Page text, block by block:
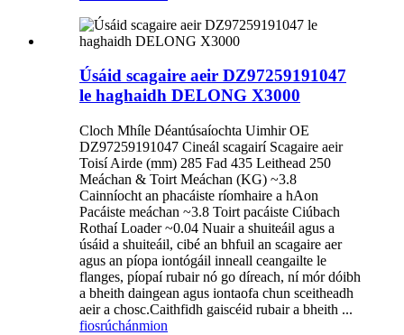
Úsáid scagaire aeir DZ97259191047
le haghaidh DELONG X3000
Cloch Mhíle Déantúsaíochta Uimhir OE
DZ97259191047 Cineál scagairí Scagaire aeir
Toisí Airde (mm) 285 Fad 435 Leithead 250
Meáchan & Toirt Meáchan (KG) ~3.8
Cainníocht an phacáiste ríomhaire a hAon
Pacáiste meáchan ~3.8 Toirt pacáiste Ciúbach
Rothaí Loader ~0.04 Nuair a shuiteáil agus a
úsáid a shuiteáil, cibé an bhfuil an scagaire aer
agus an píopa iontógáil inneall ceangailte le
flanges, píopaí rubair nó go díreach, ní mór dóibh
a bheith daingean agus iontaofa chun sceitheadh ​​
aeir a chosc.Caithfidh gaiscéid rubair a bheith ...
fiosrúchánmion